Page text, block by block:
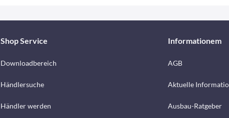
Shop Service
Downloadbereich
Händlersuche
Händler werden
Informationem
AGB
Aktuelle
Ausbau-Ratgeber